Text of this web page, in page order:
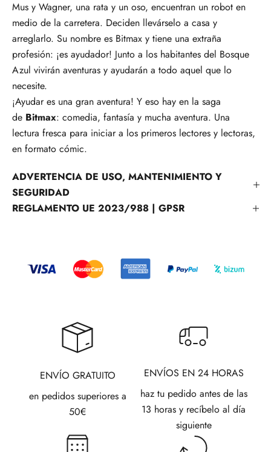
Mus y Wagner, una rata y un oso, encuentran un robot en
medio de la carretera. Deciden llevárselo a casa y
arreglarlo. Su nombre es Bitmax y tiene una extraña
profesión: ¡es ayudador! Junto a los habitantes del Bosque
Azul vivirán aventuras y ayudarán a todo aquel que lo
necesite.
¡Ayudar es una gran aventura! Y eso hay en la saga
de Bitmax: comedia, fantasía y mucha aventura. Una
lectura fresca para iniciar a los primeros lectores y lectoras,
en formato cómic.
ADVERTENCIA DE USO, MANTENIMIENTO Y
SEGURIDAD
REGLAMENTO UE 2023/988 | GPSR
ENVÍO GRATUITO
en pedidos superiores a
50€
ENVÍOS EN 24 HORAS
haz tu pedido antes de las
13 horas y recíbelo al día
siguiente